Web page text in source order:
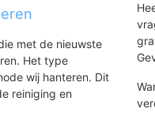
met de nieuwste
Het type
wij hanteren. Dit
reiniging en